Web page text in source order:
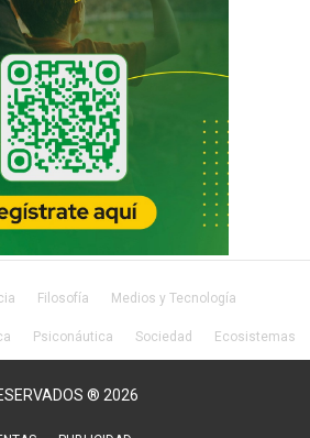
Filosofía Medios y Tecnología
Psiconáutica Sociedad Ecosistemas
® 2026